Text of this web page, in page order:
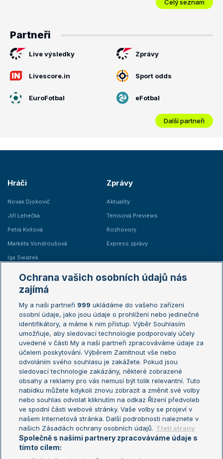
Celý seznam
Partneři
Live výsledky Zprávy
Livescore.in Sport odds
EuroFotbal eFotbal
Další partneři
Hráči
Novak Djokovič
Jiří Lehečka
Petra Kvitová
Markéta Vondroušová
Iga Swiatek
Zprávy
Aktuality
Tenisová Previews
Rozhovory
Express zprávy
Žebříčky
Žebříček ATP (muži)
Žebříček WTA (ženy)
Sázkařský žebříček
Australian Open
French Open
Wimbledon
US Open
Turnaj mistrů
Turnaj mistryň
Aktualní trendy
Fotbalové přestupy
Livesport Daily
LS Prague Open
Ochrana vašich osobních údajů nás
zajímá
My a naši partneři 999 ukládáme do vašeho zařízení
osobní údaje, jako jsou údaje o prohlížení nebo jedinečné
identifikátory, a máme k nim přístup. Výběr Souhlasím
umožňuje, aby sledovací technologie podporovaly účely
uvedené v části My a naši partneři zpracováváme údaje za
účelem poskytování. Výběrem Zamítnout vše nebo
odvoláním svého souhlasu je zakážete. Pokud jsou
sledovací technologie zakázány, některé zobrazené
obsahy a reklamy pro vás nemusí být tolik relevantní. Tuto
nabídku můžete kdykoli znovu zobrazit a změnit své volby
nebo souhlas odvolat kliknutím na odkaz Řízení předvoleb
ve spodní části webové stránky. Vaše volby se projeví v
našem Internetová stránka. Další podrobnosti naleznete v
našich Zásadách ochrany osobních údajů. Třetí strany
Společně s našimi partnery zpracováváme údaje s
tímto cílem: